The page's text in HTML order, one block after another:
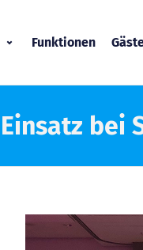
Funktionen
Einsatz